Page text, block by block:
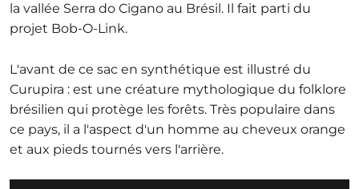
la vallée Serra do Cigano au Brésil. Il fait parti du
projet Bob-O-Link.
L'avant de ce sac en synthétique est illustré du
Curupira : est une créature mythologique du folklore
brésilien qui protège les forêts. Très populaire dans
ce pays, il a l'aspect d'un homme au cheveux orange
et aux pieds tournés vers l'arrière.